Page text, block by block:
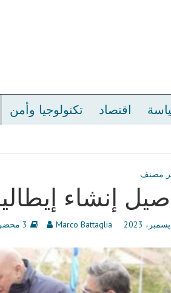
اقتصاد تكنولوجيا وأمن
مصنف
إنشاء
Marco Battaglia 3 محضر القراءة